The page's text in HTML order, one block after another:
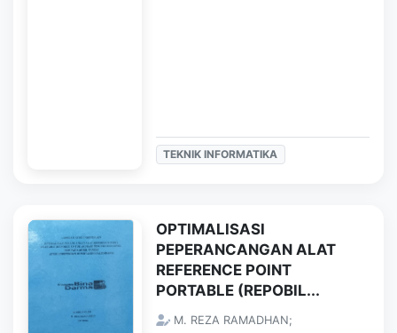
TEKNIK INFORMATIKA
OPTIMALISASI
PEPERANCANGAN ALAT
REFERENCE POINT
PORTABLE (REPOBIL...
M. REZA RAMADHAN;